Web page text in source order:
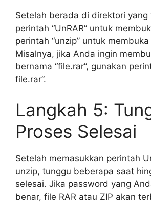
Setelah berada di direktori yang
perintah “UnRAR” untuk
perintah “unzip” untuk membuka
Misalnya, jika Anda ingin
bernama “file.rar”, gunakan
file.rar”.
Langkah 5:
Proses Selesai
Setelah memasukkan perintah
unzip, tunggu beberapa saat
selesai. Jika password yang
benar, file RAR atau ZIP akan